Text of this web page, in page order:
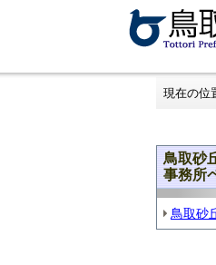
現在の位
鳥取砂
事務所
鳥取砂